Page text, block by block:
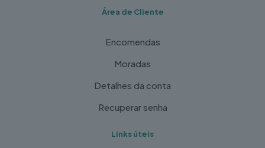
Área de Cliente
Encomendas
Moradas
Detalhes da conta
Recuperar senha
Links úteis